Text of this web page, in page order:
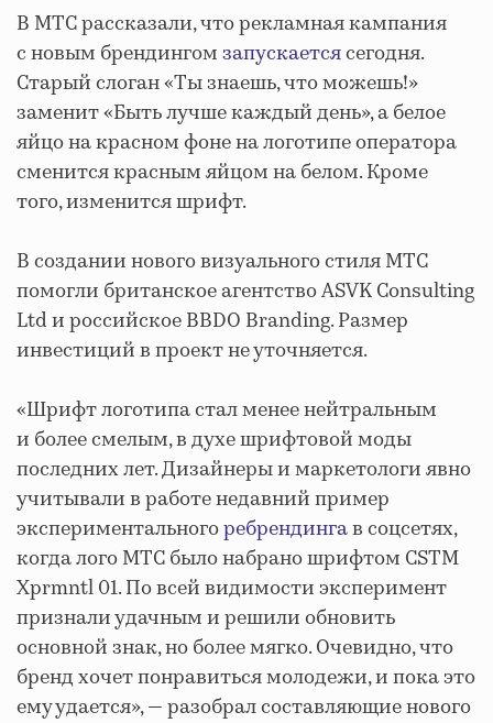
В МТС рассказали, что рекламная кампания
с новым брендингомзапускаетсясегодня.
Старый слоган «Ты знаешь, что можешь!»
заменит «Быть лучше каждый день», а белое
яйцо на красном фоне на логотипе оператора
сменится красным яйцом на белом. Кроме
того, изменится шрифт.
В создании нового визуального стиля МТС
помогли британское агентство ASVK Consulting
Ltd и российское BBDO Branding. Размер
инвестиций в проект не уточняется.
«Шрифт логотипа стал менее нейтральным
и более смелым, в духе шрифтовой моды
последних лет. Дизайнеры и маркетологи явно
учитывали в работе недавний пример
экспериментальногоребрендингав соцсетях,
когда лого МТС было набрано шрифтом CSTM
Xprmntl 01. По всей видимости эксперимент
признали удачным и решили обновить
основной знак, но более мягко. Очевидно, что
бренд хочет понравиться молодежи, и пока это
ему удается», — разобрал составляющие нового